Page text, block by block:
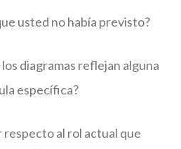
usted no había previsto?
diagramas reflejan alguna
específica?
respecto al rol actual que